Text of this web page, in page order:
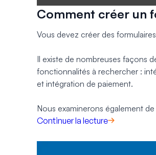
Comment créer un
Vous devez créer des
Il existe de nombreuses façons
fonctionnalités à rechercher :
et intégration de paiement.
Nous examinerons également
Continuer la lecture